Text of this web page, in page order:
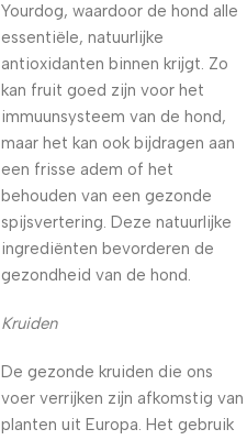
Yourdog, waardoor de hond alle
essentiële, natuurlijke
antioxidanten binnen krijgt. Zo
kan fruit goed zijn voor het
immuunsysteem van de hond,
maar het kan ook bijdragen aan
een frisse adem of het
behouden van een gezonde
spijsvertering. Deze natuurlijke
ingrediënten bevorderen de
gezondheid van de hond.
Kruiden
De gezonde kruiden die ons
voer verrijken zijn afkomstig van
planten uit Europa. Het gebruik